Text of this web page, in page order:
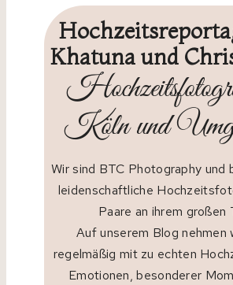
Khatuna und
Köln und
Wir sind BTC Photography und
leidenschaftliche
Paare an ihrem großen
Auf unserem Blog nehmen
regelmäßig mit zu echten
Emotionen, besonderer